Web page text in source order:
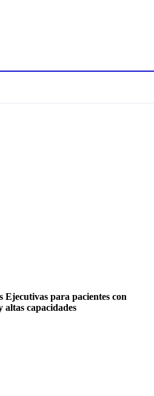
para pacientes con
capacidades